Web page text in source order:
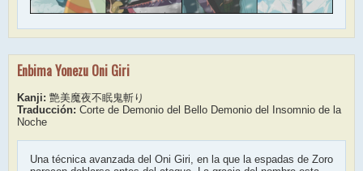
Enbima Yonezu Oni Giri
Kanji: 艶美魔夜不眠鬼斬り
Traducción: Corte de Demonio del Bello Demonio del Insomnio de la
Noche
Una técnica avanzada del Oni Giri, en la que la espadas de Zoro